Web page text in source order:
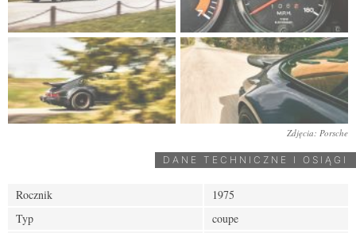
Zdjęcia: Porsche
DANE TECHNICZNE I OSIĄGI
Rocznik
1975
Typ
coupe